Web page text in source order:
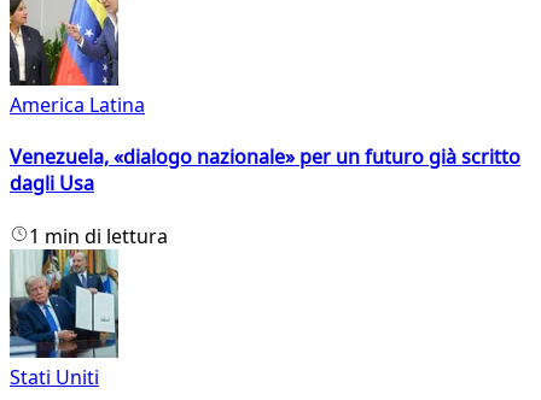
America Latina
Venezuela, «dialogo nazionale» per un futuro già scritto
dagli Usa
1 min di lettura
Stati Uniti